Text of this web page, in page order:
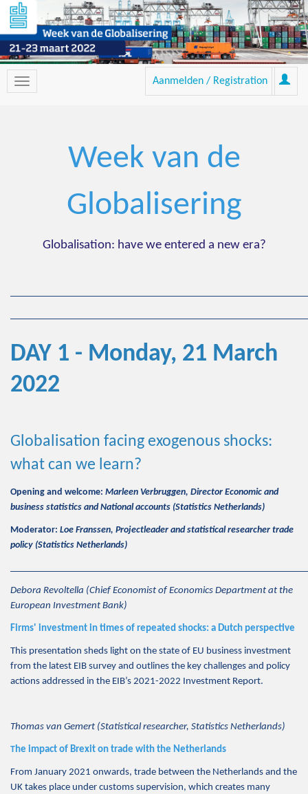
Aanmelden / Registration
Week van de
Globalisering
Globalisation: have we entered a new era?
DAY 1 - Monday, 21 March
2022
Globalisation facing exogenous shocks:
what can we learn?
Opening and welcome: Marleen Verbruggen, Director Economic and
business statistics and National accounts (Statistics Netherlands)
Moderator: Loe Franssen, Projectleader and statistical researcher trade
policy (Statistics Netherlands)
Debora Revoltella (Chief Economist of Economics Department at the
European Investment Bank)
Firms' investment in times of repeated shocks: a Dutch perspective
This presentation sheds light on the state of EU business investment
from the latest EIB survey and outlines the key challenges and policy
actions addressed in the EIB’s 2021-2022 Investment Report.
Thomas van Gemert (Statistical researcher, Statistics Netherlands)
The impact of Brexit on trade with the Netherlands
From January 2021 onwards, trade between the Netherlands and the
UK takes place under customs supervision, which creates many